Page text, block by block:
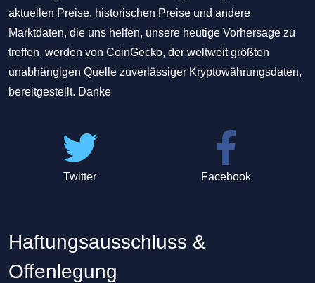
aktuellen Preise, historischen Preise und andere
Marktdaten, die uns helfen, unsere heutige Vorhersage zu
treffen, werden von CoinGecko, der weltweit größten
unabhängigen Quelle zuverlässiger Kryptowährungsdaten,
bereitgestellt. Danke
Twitter Facebook
Haftungsausschluss &
Offenlegung